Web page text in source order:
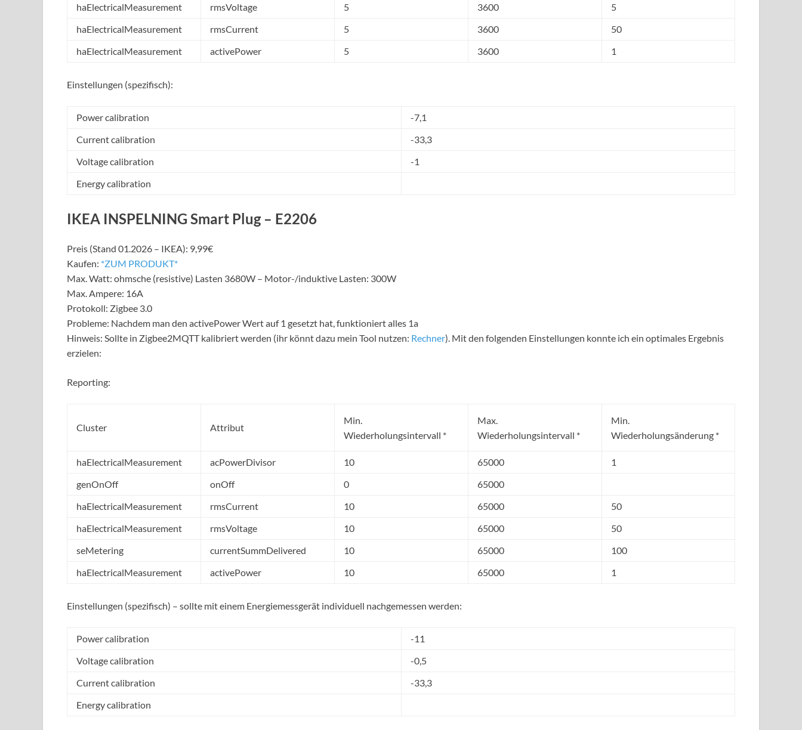
haElectricalMeasurement
rmsVoltage 5 3600
5
haElectricalMeasurement
rmsCurrent 5 3600
50
haElectricalMeasurement
activePower 5 3600 1
Einstellungen (spezifisch):
Power calibration
-7,1
Current calibration
-33,3
Voltage calibration
-1
Energy calibration
IKEA INSPELNING Smart Plug – E2206
Preis (Stand 01.2026 – IKEA): 9,99€
Kaufen: *ZUM PRODUKT*
Max. Watt: ohmsche (resistive) Lasten 3680W – Motor-/induktive Lasten: 300W
Max. Ampere: 16A
Protokoll: Zigbee 3.0
Probleme: Nachdem man den activePower Wert auf 1 gesetzt hat, funktioniert alles 1a
Hinweis: Sollte in Zigbee2MQTT kalibriert werden (ihr könnt dazu mein Tool nutzen: Rechner). Mit den folgenden Einstellungen konnte ich ein optimales Ergebnis
erzielen:
Reporting:
Cluster Attribut
Min.
Wiederholungsintervall *
Max.
Wiederholungsintervall *
Min.
Wiederholungsänderung *
haElectricalMeasurement acPowerDivisor 10 65000
1
genOnOff
onOff 0
65000
haElectricalMeasurement
rmsCurrent 10 65000
50
haElectricalMeasurement
rmsVoltage 10 65000
50
seMetering
currentSummDelivered 10 65000
100
haElectricalMeasurement
activePower 10 65000 1
Einstellungen (spezifisch) – sollte mit einem Energiemessgerät individuell nachgemessen werden:
Power calibration
-11
Voltage calibration
-0,5
Current calibration
-33,3
Energy calibration